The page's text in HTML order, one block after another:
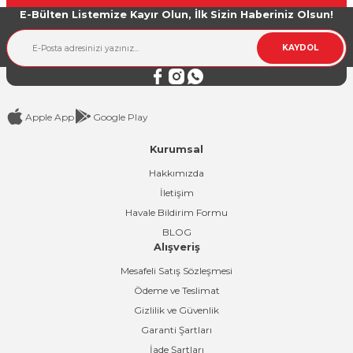
Ürün bilgilerinde hatalar bulunuyor.
E-Bülten Listemize Kayır Olun, İlk Sizin Haberiniz Olsun!
KAYDOL
Apple App Google Play
Kurumsal
Hakkımızda
İletişim
Havale Bildirim Formu
BLOG
Alışveriş
Mesafeli Satış Sözleşmesi
Ödeme ve Teslimat
Gizlilik ve Güvenlik
Garanti Şartları
İade Şartları